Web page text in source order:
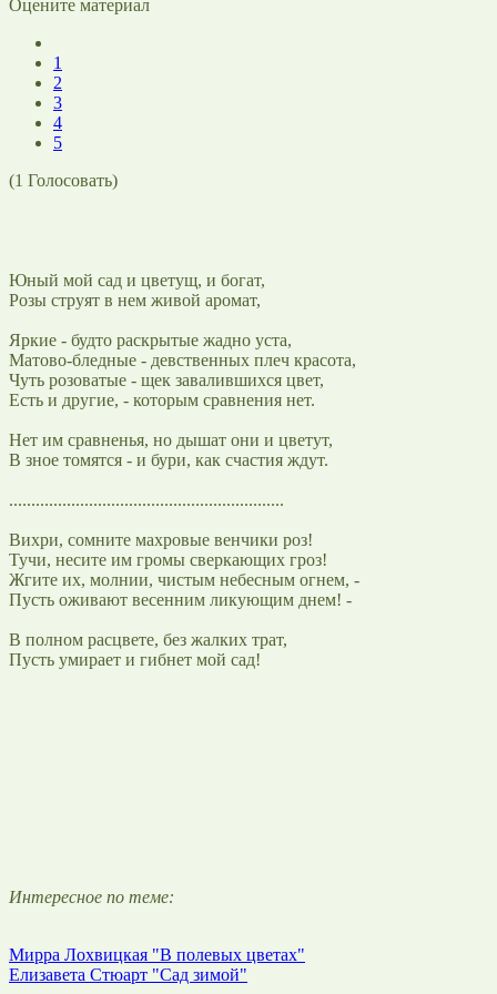
Оцените материал
1
2
3
4
5
(1 Голосовать)
Юный мой сад и цветущ, и богат,
Розы струят в нем живой аромат,
Яркие - будто раскрытые жадно уста,
Матово-бледные - девственных плеч красота,
Чуть розоватые - щек завалившихся цвет,
Есть и другие, - которым сравнения нет.
Нет им сравненья, но дышат они и цветут,
В зное томятся - и бури, как счастия ждут.
..............................................................
Вихри, сомните махровые венчики роз!
Тучи, несите им громы сверкающих гроз!
Жгите их, молнии, чистым небесным огнем, -
Пусть оживают весенним ликующим днем! -
В полном расцвете, без жалких трат,
Пусть умирает и гибнет мой сад!
Интересное по теме:
Мирра Лохвицкая "В полевых цветах"
Елизавета Стюарт "Сад зимой"